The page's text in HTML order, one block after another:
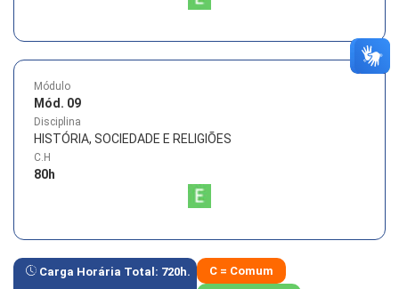
Módulo
Mód. 09
Disciplina
HISTÓRIA, SOCIEDADE E RELIGIÕES
C.H
80h
Carga Horária Total: 720h.
C = Comum